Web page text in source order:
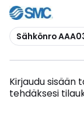
Kopioi
Sähkönro
Kirjaudu sisään
tehdäksesi